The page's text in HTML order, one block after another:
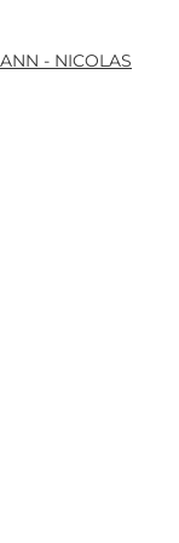
- NICOLAS